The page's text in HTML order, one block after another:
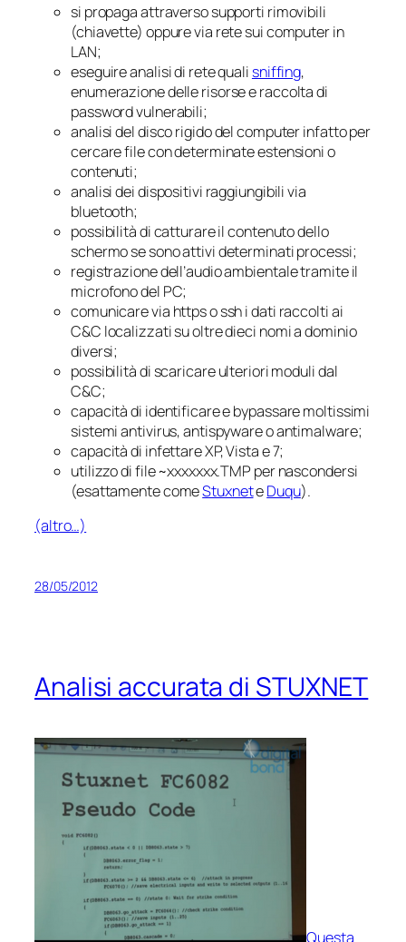
si propaga attraverso supporti rimovibili
(chiavette) oppure via rete sui computer in
LAN;
eseguire analisi di rete quali sniffing,
enumerazione delle risorse e raccolta di
password vulnerabili;
analisi del disco rigido del computer infatto per
cercare file con determinate estensioni o
contenuti;
analisi dei dispositivi raggiungibili via
bluetooth;
possibilità di catturare il contenuto dello
schermo se sono attivi determinati processi;
registrazione dell’audio ambientale tramite il
microfono del PC;
comunicare via https o ssh i dati raccolti ai
C&C localizzati su oltre dieci nomi a dominio
diversi;
possibilità di scaricare ulteriori moduli dal
C&C;
capacità di identificare e bypassare moltissimi
sistemi antivirus, antispyware o antimalware;
capacità di infettare XP, Vista e 7;
utilizzo di file ~xxxxxxx.TMP per nascondersi
(esattamente comeStuxneteDuqu).
(altro…)
28/05/2012
Analisi accurata di STUXNET
Questa